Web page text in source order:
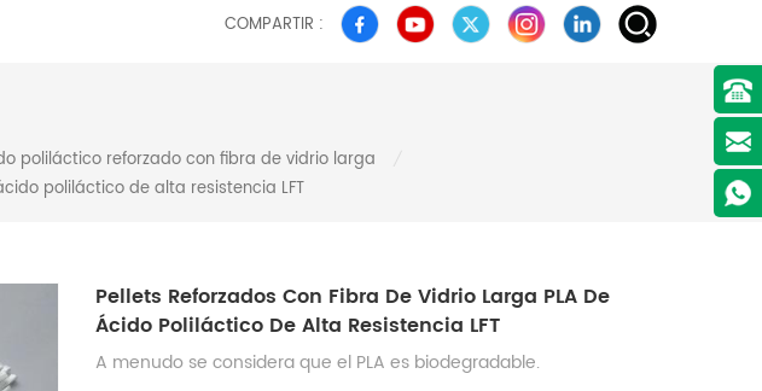
COMPARTIR :
poliláctico reforzado con fibra de vidrio larga
poliláctico de alta resistencia LFT
Pellets Reforzados Con Fibra De Vidrio Larga PLA De
Ácido Poliláctico De Alta Resistencia LFT
A menudo se considera que el PLA es biodegradable.